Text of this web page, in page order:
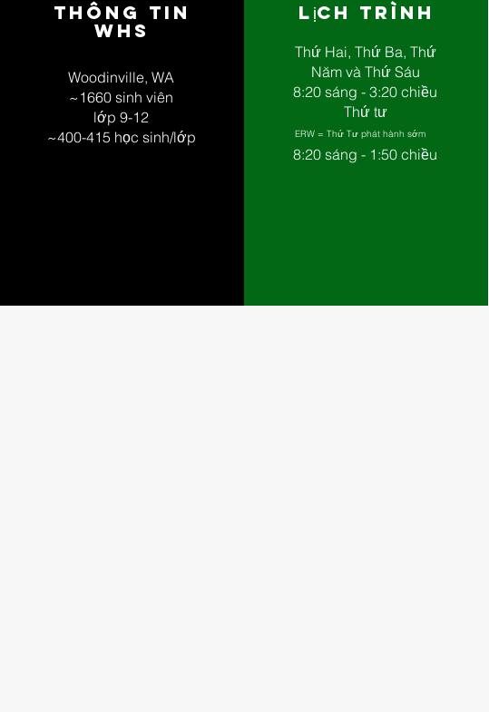
Thông tin
WHS
Woodinville, WA
~1660 sinh viên
lớp 9-12
~400-415 học sinh/lớp
Lịch trình
Thứ Hai, Thứ Ba, Thứ
Năm và Thứ Sáu
8:20 sáng - 3:20 chiều
Thứ tư
ERW = Thứ Tư phát hành sớm
8:20 sáng - 1:50 chiều